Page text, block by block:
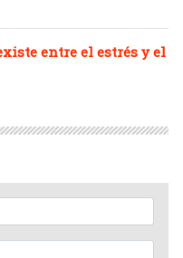
entre el estrés y el